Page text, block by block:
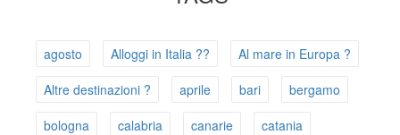
agosto Alloggi in Italia ??
Al mare in Europa ?️
Altre destinazioni ?
aprile bari
bergamo
bologna
calabria canarie
catania